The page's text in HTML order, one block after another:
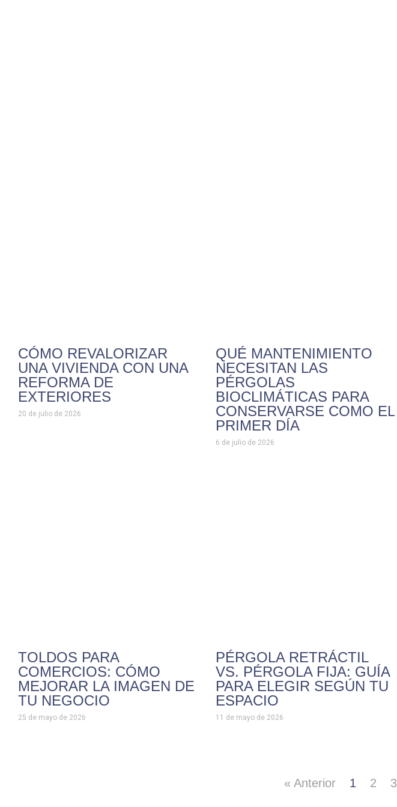
CÓMO REVALORIZAR
UNA VIVIENDA CON UNA
REFORMA DE
EXTERIORES
20 de julio de 2026
QUÉ MANTENIMIENTO
NECESITAN LAS
PÉRGOLAS
BIOCLIMÁTICAS PARA
CONSERVARSE COMO EL
PRIMER DÍA
6 de julio de 2026
TOLDOS PARA
COMERCIOS: CÓMO
MEJORAR LA IMAGEN DE
TU NEGOCIO
25 de mayo de 2026
PÉRGOLA RETRÁCTIL
VS. PÉRGOLA FIJA: GUÍA
PARA ELEGIR SEGÚN TU
ESPACIO
11 de mayo de 2026
« Anterior 1 2 3